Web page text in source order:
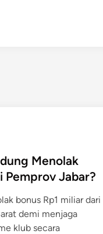
Menolak
Pemprov Jabar?
bonus Rp1 miliar dari
demi menjaga
klub secara